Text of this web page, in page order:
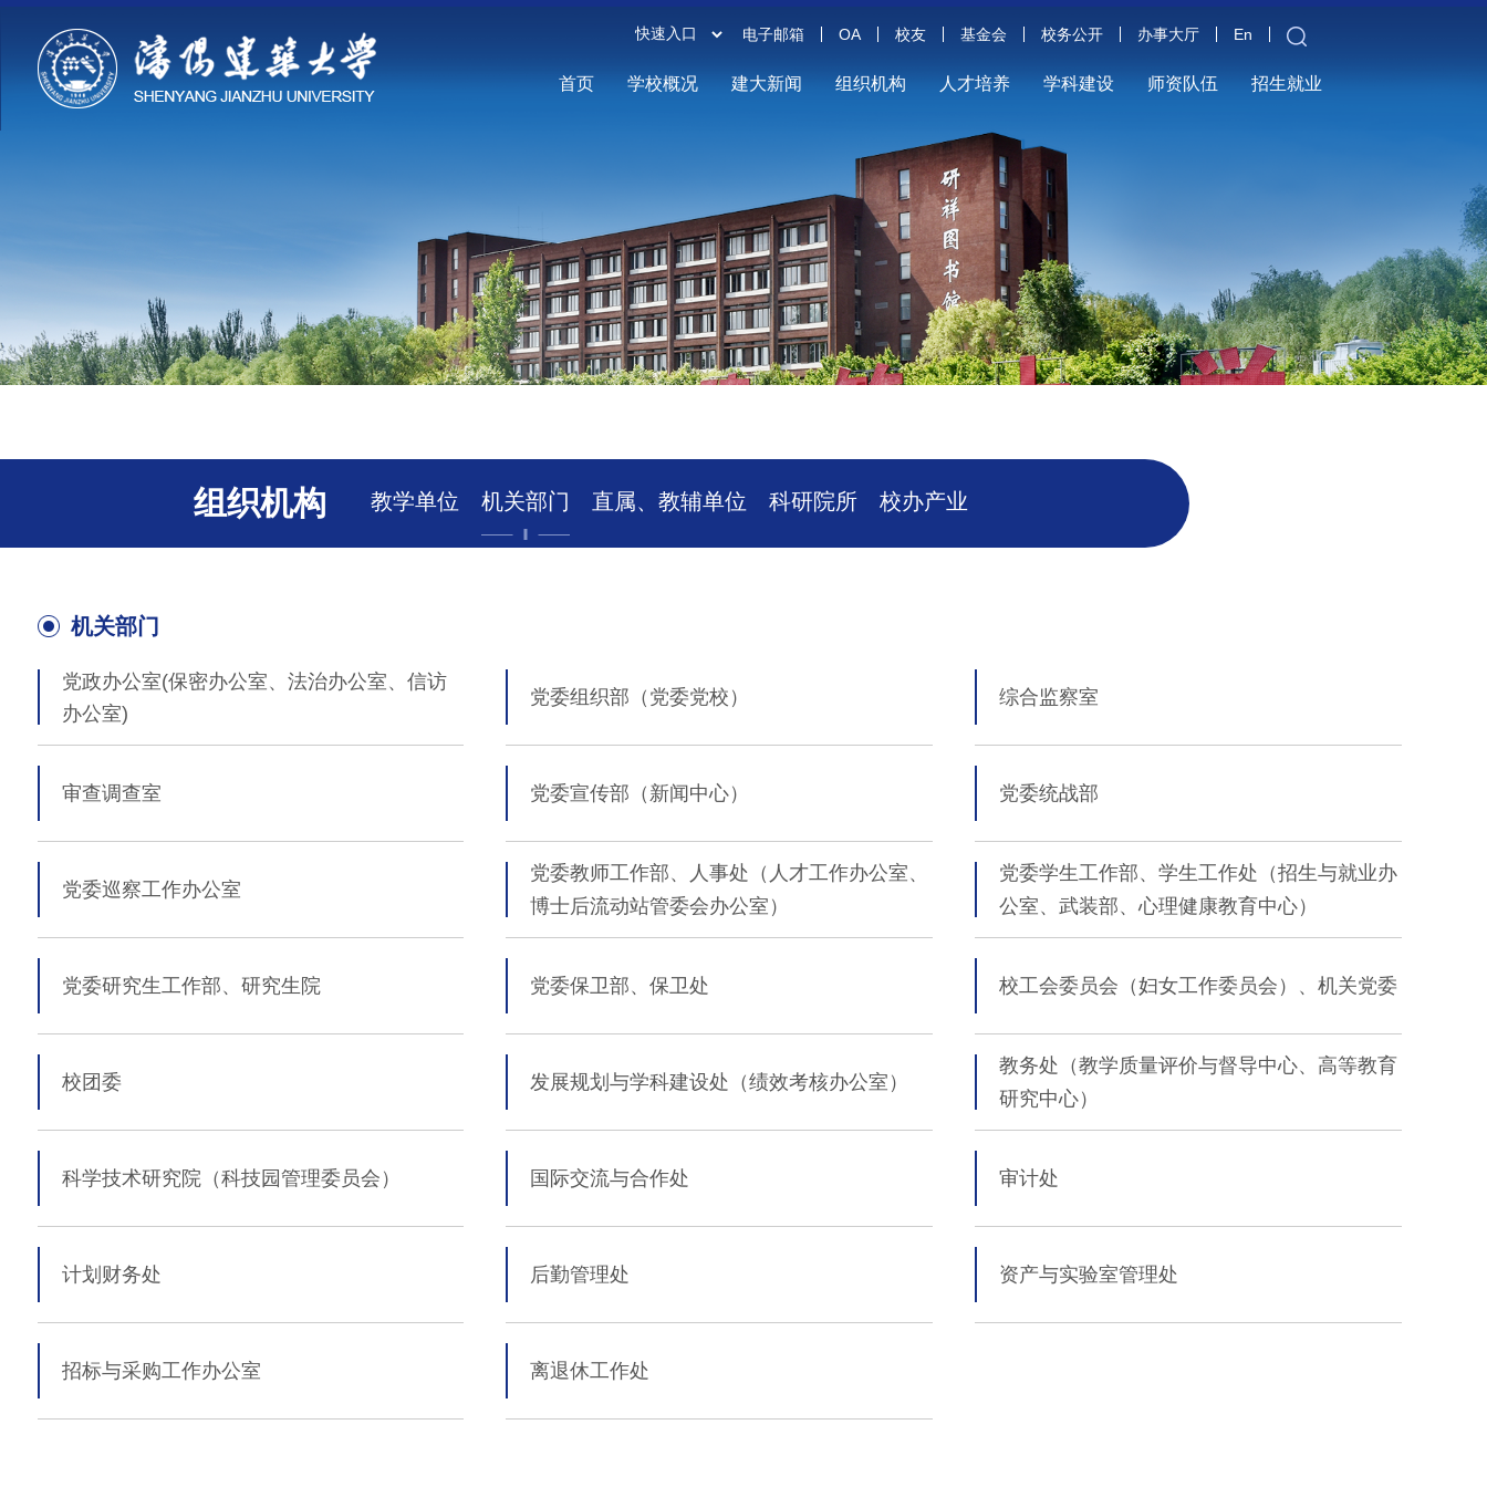
电子邮箱 OA 校友 基金会 校务公开 办事大厅 En
首页 学校概况 建大新闻 组织机构 人才培养 学科建设 师资队伍 招生就业
组织机构 教学单位 机关部门 直属、教辅单位 科研院所 校办产业
机关部门
党政办公室(保密办公室、法治办公室、信访
办公室)
党委组织部（ 党委党校 ） 综合监察室
审查调查室 党委宣传部 （ 新闻中心） 党委统战部
党委巡察工作办公室
党委教师工作部、人事处 （人才工作办公室、
博士后流动站管委会办公室 ）
党委学生工作部、学生工作处 （招生与就业办
公室、武装部、心理健康教育中心）
党委研究生工作部、研究生院 党委保卫部、保卫处 校工会委员会（妇女工作委员会） 、机关党委
校团委 发展规划与学科建设处 （绩效考核办公室）
教务处 （教学质量评价与督导中心、 高等教育
研究中心）
科学技术研究院（科技园管理委员会） 国际交流与合作处 审计处
计划财务处 后勤管理处 资产与实验室管理处
招标与采购工作办公室 离退休工作处